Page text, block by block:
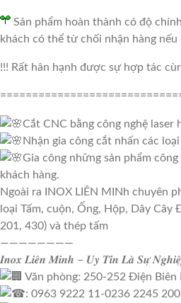
Sản phẩm hoàn thành có độ
khách có thể từ chối nhận hàng nếu
!!! Rất hân hạnh được sự hợp tác
Cắt CNC bằng công nghệ laser
Nhận gia công cắt nhấn các
Gia công những sản phẩm
khách hàng.
Ngoài ra INOX LIÊN MINh chuyên
loại Tấm, cuộn, Ống, Hộp, Dây Cây
201, 430) và thép tấm
————————
𝑰𝒏𝒐𝒙 𝑳𝒊𝒆̂𝒏 𝑴𝒊𝒏𝒉 – 𝑼𝒚 𝑻𝒊́𝒏 𝑳𝒂̀ 𝑺𝒖̛̣
Văn phòng: 250-252 Điện Biên
: 0963 9222 11-0236 2245 200